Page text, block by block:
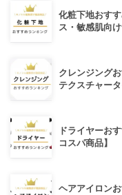
化粧下地おす
ス・敏感肌向
クレンジング
テクスチャー
ドライヤーお
コスパ商品】
ヘアアイロン